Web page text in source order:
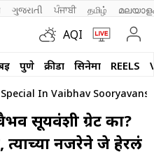
ગુજરાતી ਪੰਜਾਬੀ தமிழ்
AQI
पुणे क्रीडा सिनेमा REELS
In Vaibhav
सूर्यवंशी ग्रेट का?
नजरेने जे हेरलं